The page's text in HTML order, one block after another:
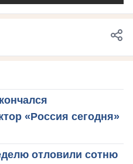
«Россия сегодня»
отловили сотню